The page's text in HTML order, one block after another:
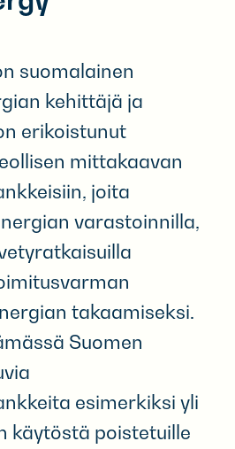
suomalainen
kehittäjä ja
erikoistunut
mittakaavan
joita
varastoinnilla,
takaamiseksi.
Suomen
esimerkiksi yli
käytöstä poistetuille